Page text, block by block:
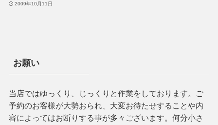
2009年10月11日
お願い
当店ではゆっくり、じっくりと作業をしております。ご
予約のお客様が大勢おられ、大変お待たせすることや内
容によってはお断りする事が多々ございます。何分小さ